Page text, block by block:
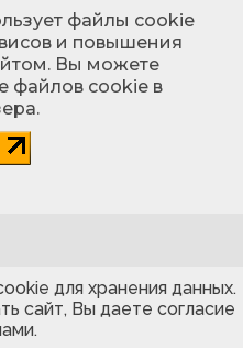
файлы cookie
и повышения
Вы можете
файлов cookie в
для хранения данных.
сайт, Вы даете согласие